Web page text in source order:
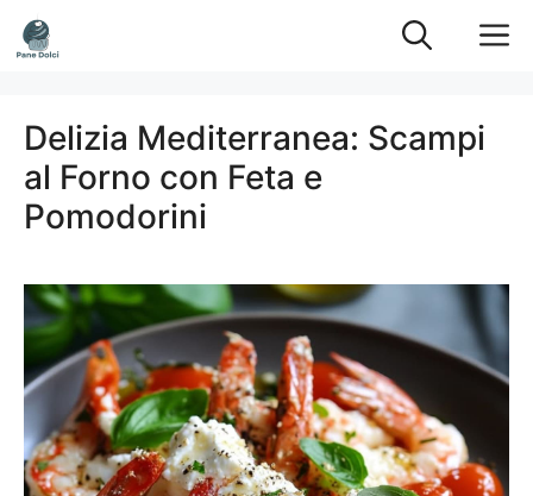
Vai
al
Delizia Mediterranea: Scampi
al Forno con Feta e
Pomodorini